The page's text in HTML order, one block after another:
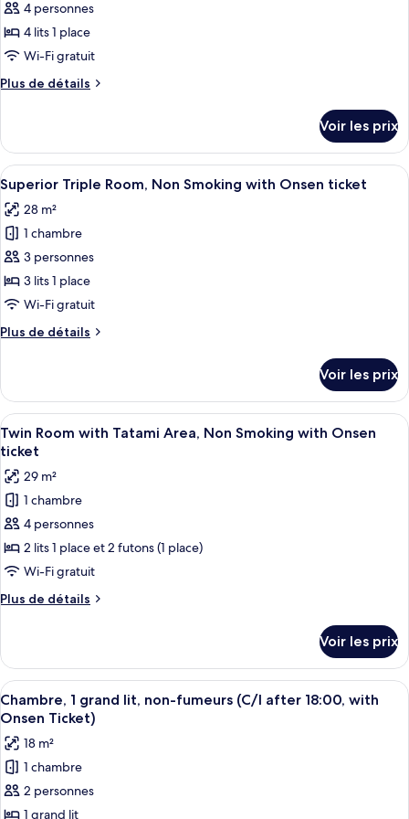
In
after
18:00)
grand
lit,
non-
fumeurs
(Check
pour
ce
type
chambre :
Non
Smoking
with
Onsen
ticket
4 personnes
4 lits 1 place
Wi-Fi gratuit
Plus de détails
Plus
le
type
de
chambre
Family
Room,
Smoking
with
Onsen
ticket
Voir les prix
Afficher
toutes
les
photos
pour
ce
type
chambre :
Room,
Non
Smoking
with
Onsen
ticket
Une chambre d’hôtel avec deux
2
Superior Triple Room, Non Smoking with Onsen ticket
28 m²
1 chambre
3 personnes
3 lits 1 place
Wi-Fi gratuit
Plus de détails
Plus
le
type
de
chambre
Triple
Room,
Non
Smoking
with
ticket
Voir les prix
Afficher
toutes
les
photos
pour
ce
type
de
chambre :
Twin
with
Tatami
Area,
Non
Smoking
with
Onsen
ticket
Une chambre d’hôtel avec deux
4
Twin Room with Tatami Area, Non Smoking with Onsen
ticket
29 m²
1 chambre
4 personnes
2 lits 1 place et 2 futons (1 place)
Wi-Fi gratuit
Plus de détails
Plus
le
type
de
chambre
Room
with
Tatami
Area,
Non
Voir les prix
Afficher
toutes
les
photos
pour
ce
Une chambre d’hôtel avec un lit,
4
Chambre, 1 grand lit, non-fumeurs (C/I after 18:00, with
Onsen Ticket)
18 m²
1 chambre
2 personnes
1 grand lit